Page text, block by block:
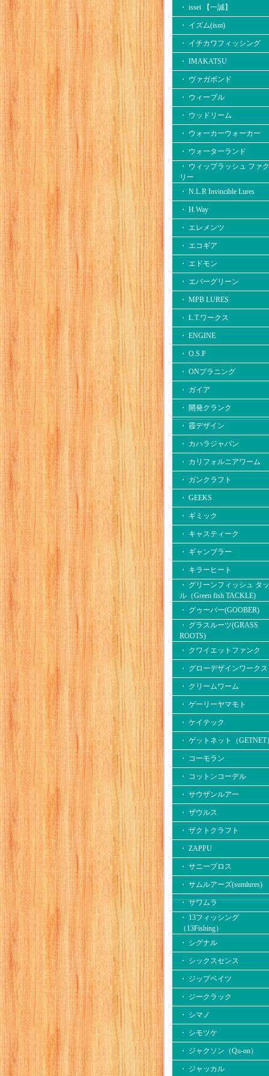
・ issei 【一誠】
・ イズム(ism)
・ イチカワフィッシング
・ IMAKATSU
・ ヴァガボンド
・ ウィーブル
・ ウッドリーム
・ ウォーカーウォーカー
・ ウォーターランド
・ ウィップラッシュ ファ
リー
・ N.L.R Invincible Lures
・ H.Way
・ エレメンツ
・ エコギア
・ エドモン
・ エバーグリーン
・ MPB LURES
・ L.T.ワークス
・ ENGINE
・ O.S.P
・ ONプラニング
・ ガイア
・ 開発クランク
・ 霞デザイン
・ カハラジャパン
・ カリフォルニアワーム
・ ガンクラフト
・ GEEKS
・ ギミック
・ キャスティーク
・ ギャンブラー
・ キラーヒート
・ グリーンフィッシュ タ
ル（Green fish TACKLE)
・ グゥーバー(GOOBER)
・ グラスルーツ(GRASS
ROOTS)
・ クワイエットファンク
・ グローデザインワークス
・ クリームワーム
・ ゲーリーヤマモト
・ ケイテック
・ ゲットネット（GETNET
・ コーモラン
・ コットンコーデル
・ サウザンルアー
・ ザウルス
・ ザクトクラフト
・ ZAPPU
・ サニーブロス
・ サムルアーズ(sumlures)
・ サワムラ
・ 13フィッシング
（13Fishing）
・ シグナル
・ シックスセンス
・ ジップベイツ
・ ジークラック
・ シマノ
・ シモツケ
・ ジャクソン（Qu-on）
・ ジャッカル